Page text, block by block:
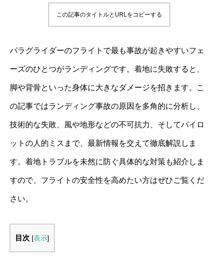
この記事のタイトルとURLをコピーする
パラグライダーのフライトで最も事故が起きやすいフェ
ーズのひとつがランディングです。着地に失敗すると、
脚や背骨といった身体に大きなダメージを招きます。こ
の記事ではランディング事故の原因を多角的に分析し、
技術的な失敗、風や地形などの不可抗力、そしてパイロ
ットの人的ミスまで、最新情報を交えて徹底解説しま
す。着地トラブルを未然に防ぐ具体的な対策も紹介しま
すので、フライトの安全性を高めたい方はぜひご覧くだ
さい。
目次 [表示]